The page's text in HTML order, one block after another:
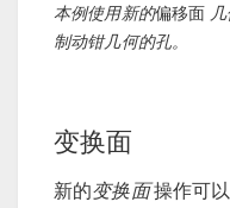
本例使用新的偏移面
制动钳几何的孔。
变换面
新的变换面操作可